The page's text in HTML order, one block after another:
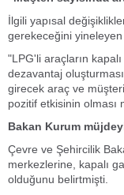
İlgili yapısal
gerekeceğini
"LPG'li araçların
dezavantaj oluşturması
girecek araç ve
pozitif etkisinin olması
Bakan Kurum
Çevre ve Şehircilik
merkezlerine, kapalı
olduğunu belirtmişti.